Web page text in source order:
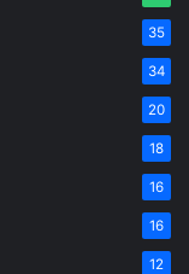
35
34
20
18
16
16
12